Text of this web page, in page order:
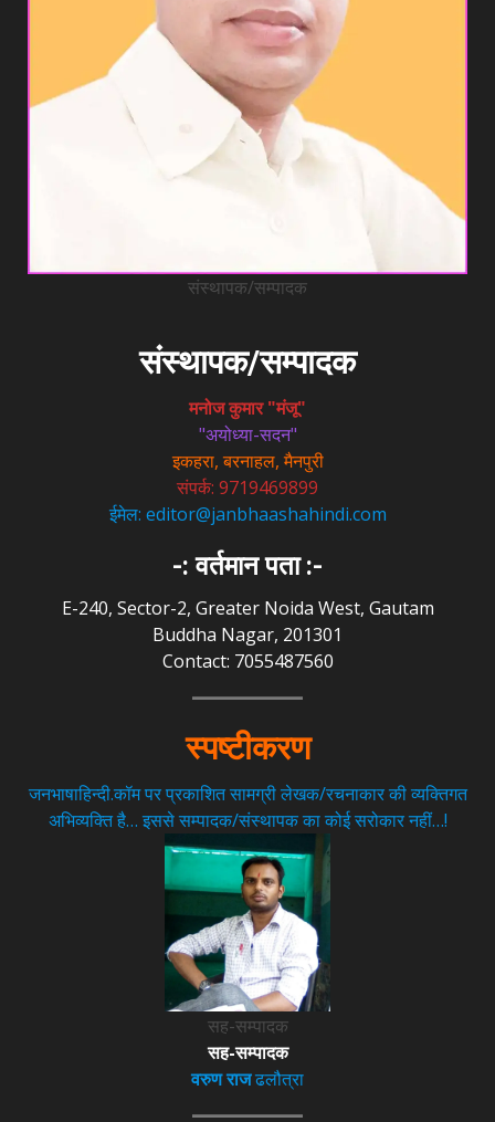
संस्थापक/सम्पादक
संस्थापक/सम्पादक
मनोज कुमार "मंजू"
"अयोध्या-सदन"
इकहरा, बरनाहल, मैनपुरी
संपर्क: 9719469899
ईमेल: editor@janbhaashahindi.com
-: वर्तमान पता :-
E-240, Sector-2, Greater Noida West, Gautam
Buddha Nagar, 201301
Contact: 7055487560
स्पष्टीकरण
जनभाषाहिन्दी.कॉम पर प्रकाशित सामग्री लेखक/रचनाकार की व्यक्तिगत
अभिव्यक्ति है… इससे सम्पादक/संस्थापक का कोई सरोकार नहीं…!
सह-सम्पादक
सह-सम्पादक
वरुण राजढलौत्रा